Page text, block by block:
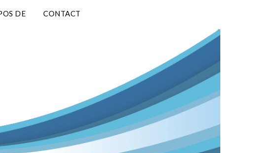
Sarl
DE CONTACT